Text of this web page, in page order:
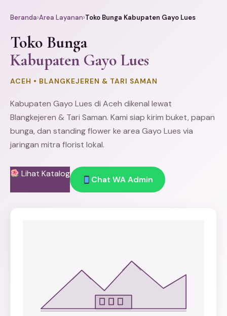
Beranda›Area Layanan›Toko Bunga Kabupaten Gayo Lues
Toko Bunga
Kabupaten Gayo Lues
ACEH • BLANGKEJEREN & TARI SAMAN
Kabupaten Gayo Lues di Aceh dikenal lewat
Blangkejeren & Tari Saman. Kami siap kirim buket, papan
bunga, dan standing flowerke area Gayo Lues via
jaringan mitra florist lokal.
Lihat Katalog
Chat WA Admin